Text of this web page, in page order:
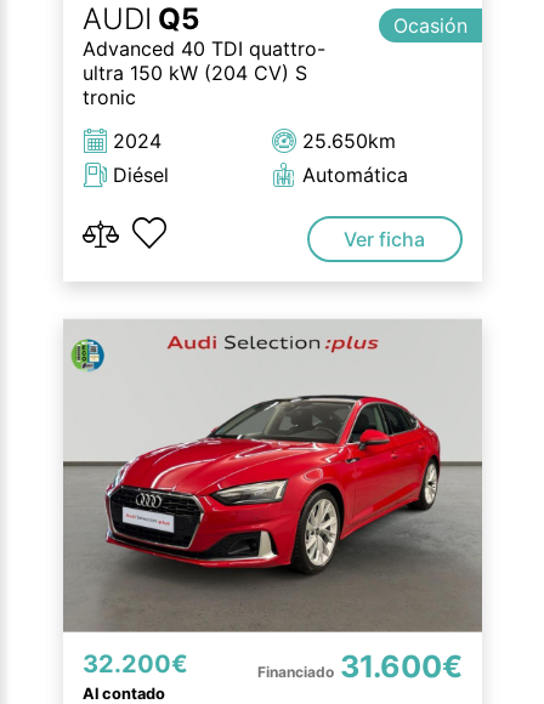
AUDI Q5
Advanced 40 TDI quattro-
ultra 150 kW (204 CV) S
tronic
Ocasión
2024
Diésel
25.650km
Automática
Ver ficha
32.200€
Al contado
31.600€